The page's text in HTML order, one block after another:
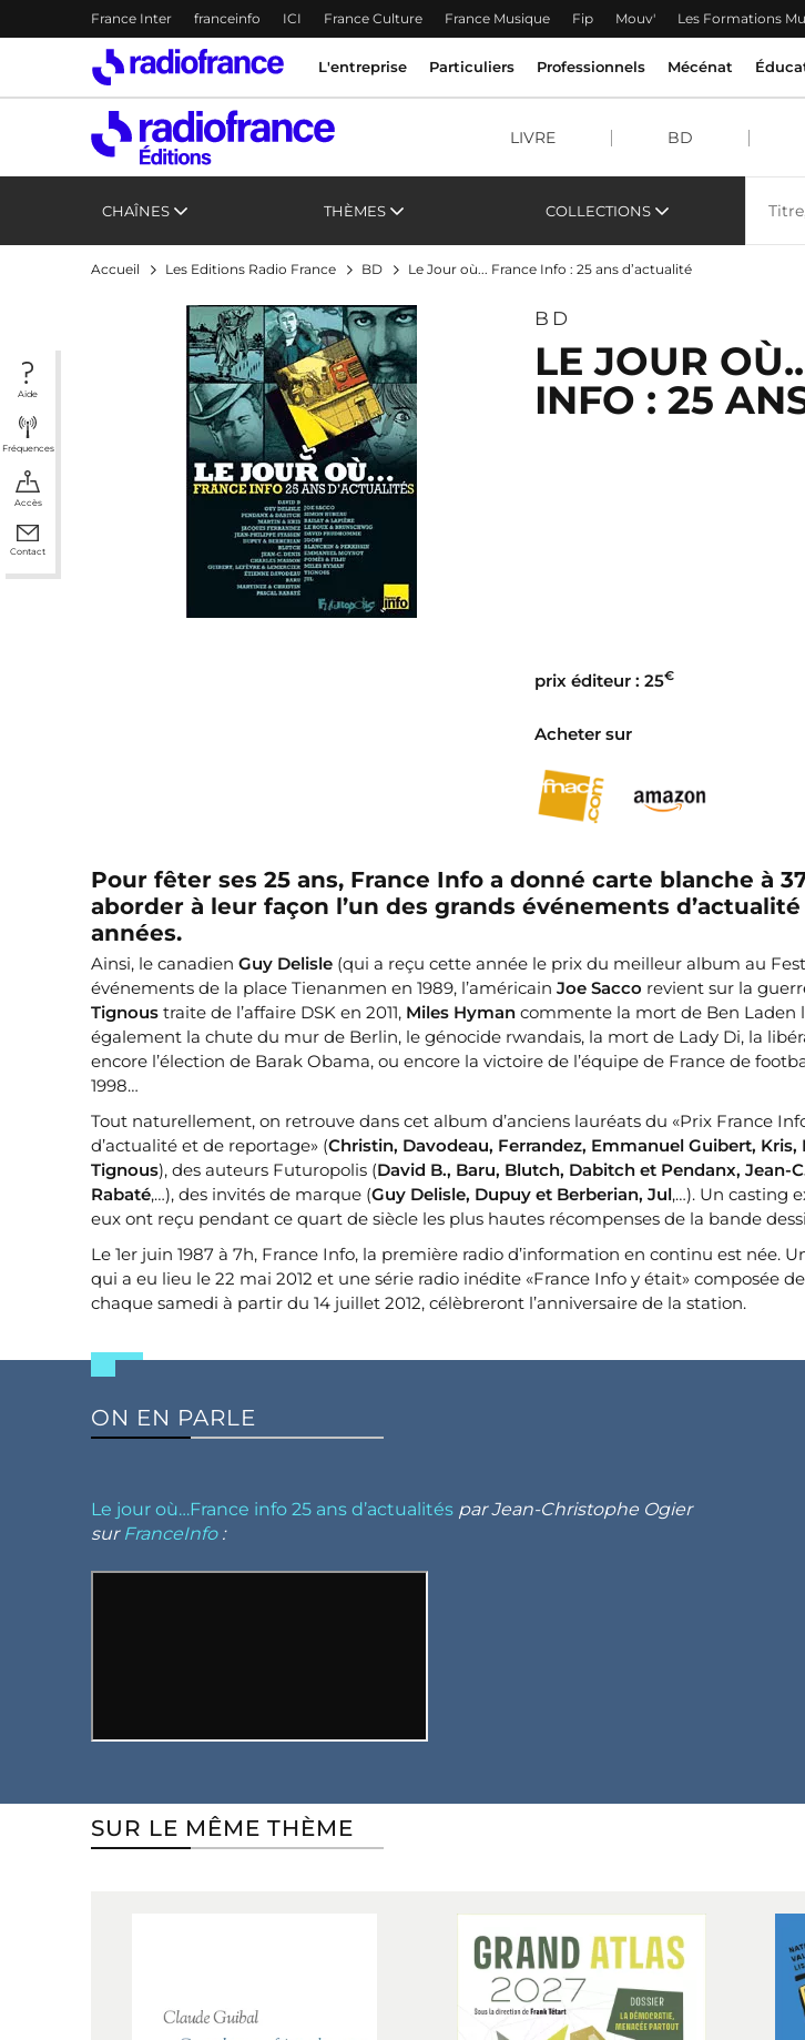
Accès direct :
Menu principal
France Inter franceinfo ICI France Culture France Musique Fip Mouv' Les Formations
Menu principal
L'entreprise Particuliers Professionnels Mécénat
LIVRE BD
CHAÎNES THÈMES COLLECTIONS
Aide
Fréquences
Accès
Contact
Accueil Les Editions Radio France BD Le Jour où... France Info : 25 ans d’actualité
BD
LE JOUR
INFO : 25
prix éditeur : 25€
Acheter sur
Pour fêter ses 25 ans, France Info a donné carte blanche à
aborder à leur façon l’un des grands événements
années.
Ainsi, le canadien Guy Delisle (qui a reçu cette année le prix du meilleur album au
événements de la place Tienanmen en 1989, l’américain Joe Sacco revient sur la
Tignous traite de l’affaire DSK en 2011, Miles Hyman commente la mort de Ben Laden
également la chute du mur de Berlin, le génocide rwandais, la mort de Lady Di, la
encore l’élection de Barak Obama, ou encore la victoire de l’équipe de France de
1998…
Tout naturellement, on retrouve dans cet album d’anciens lauréats du «Prix France
d’actualité et de reportage» (Christin, Davodeau, Ferrandez, Emmanuel Guibert, Kris,
Tignous), des auteurs Futuropolis (David B., Baru, Blutch, Dabitch et Pendanx, Jean-
Rabaté,…), des invités de marque (Guy Delisle, Dupuy et Berberian, Jul,…). Un casting
eux ont reçu pendant ce quart de siècle les plus hautes récompenses de la bande
Le 1er juin 1987 à 7h, France Info, la première radio d’information en continu est née.
qui a eu lieu le 22 mai 2012 et une série radio inédite «France Info y était» composée
chaque samedi à partir du 14 juillet 2012, célèbreront l’anniversaire de la station.
ON EN PARLE
Le jour où…France info 25 ans d’actualités par Jean-Christophe Ogier
sur FranceInfo:
SUR LE MÊME THÈME